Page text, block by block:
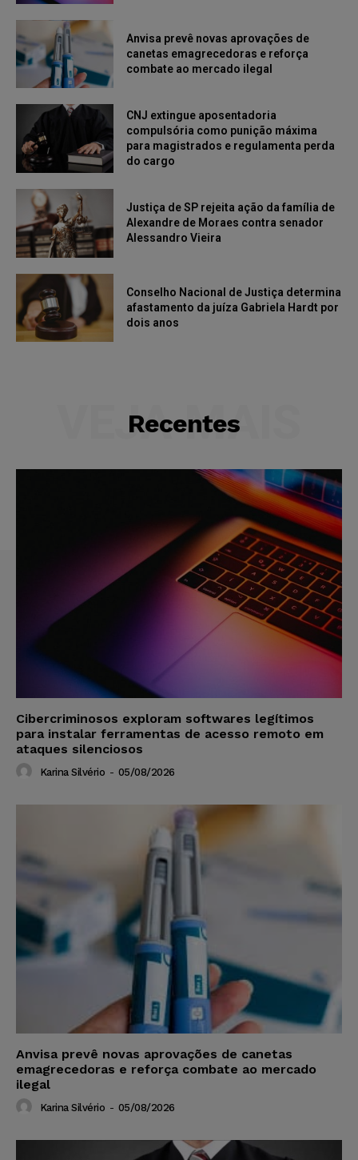
Anvisa prevê novas aprovações de
canetas emagrecedoras e reforça
combate ao mercado ilegal
CNJ extingue aposentadoria
compulsória como punição máxima
para magistrados e regulamenta perda
do cargo
Justiça de SP rejeita ação da família de
Alexandre de Moraes contra senador
Alessandro Vieira
Conselho Nacional de Justiça determina
afastamento da juíza Gabriela Hardt por
dois anos
Recentes
VEJA MAIS
Cibercriminosos exploram softwares legítimos
para instalar ferramentas de acesso remoto em
ataques silenciosos
Karina Silvério - 05/08/2026
Anvisa prevê novas aprovações de canetas
emagrecedoras e reforça combate ao mercado
ilegal
Karina Silvério - 05/08/2026